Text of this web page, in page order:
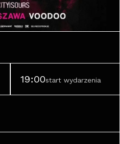
19:00start wydarzenia